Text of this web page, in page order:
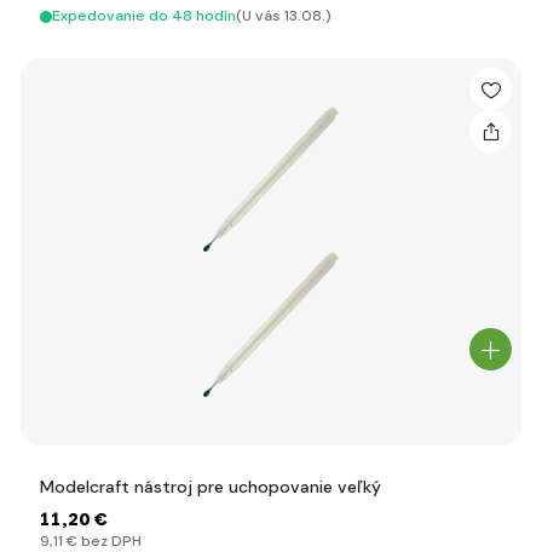
Expedovanie do 48 hodín(U vás 13.08.)
Modelcraft nástroj pre uchopovanie veľký
11,20 €
9,11 € bez DPH